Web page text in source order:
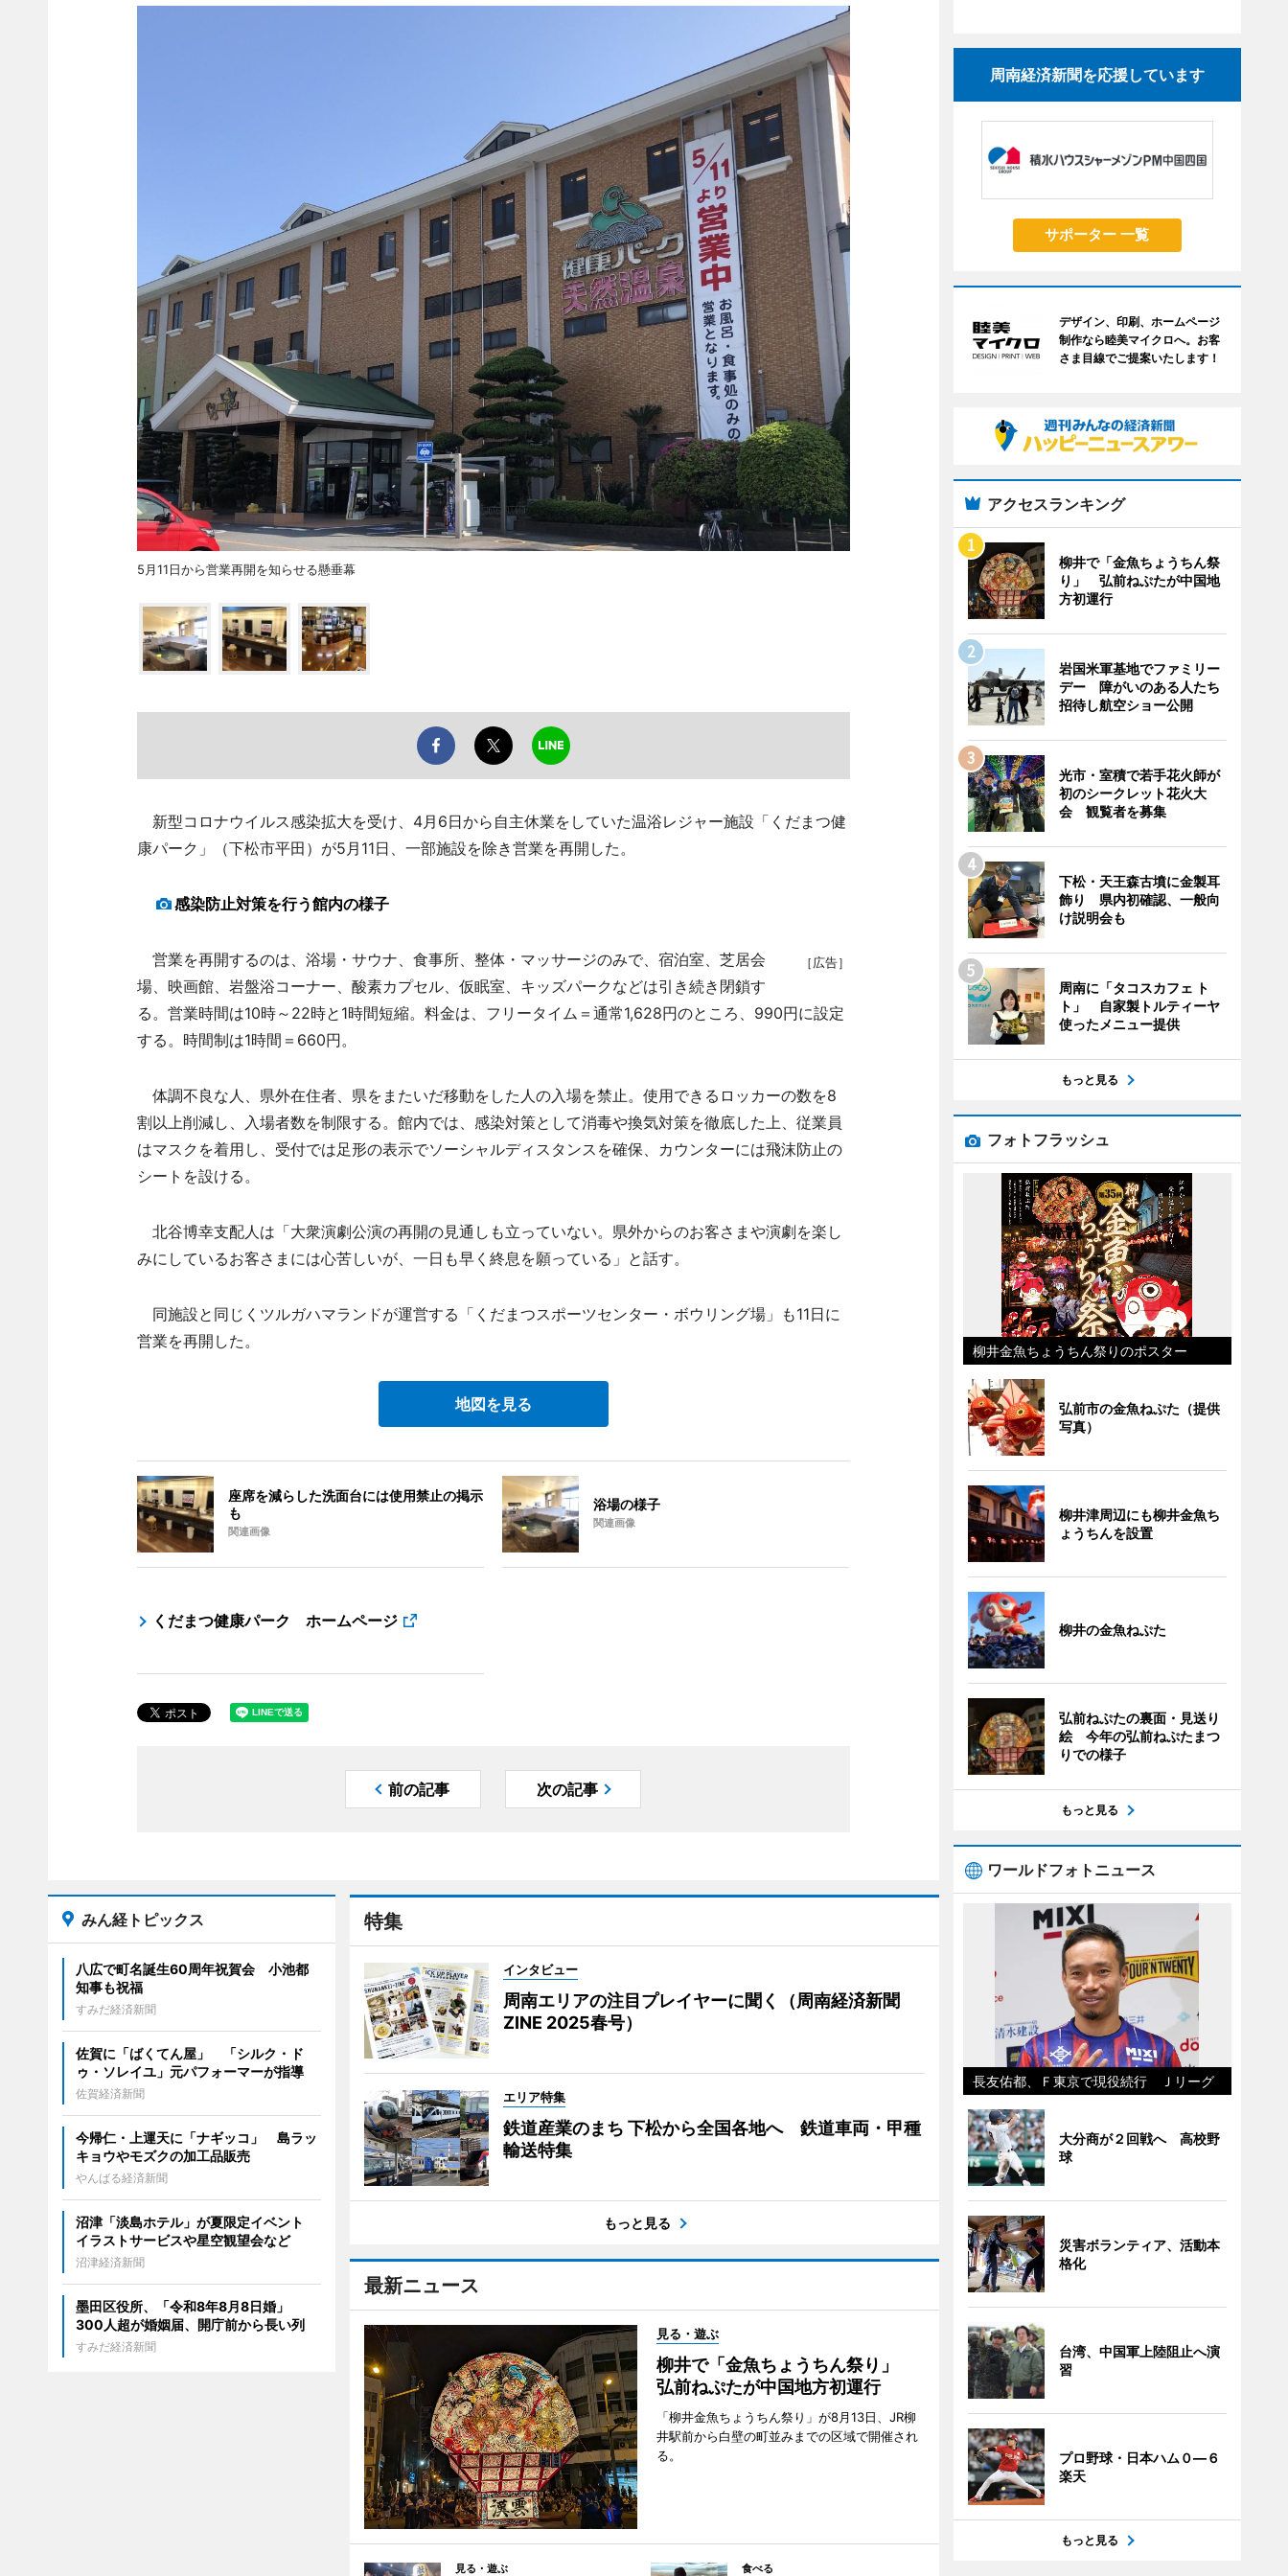
5月11日から営業再開を知らせる懸垂幕
新型コロナウイルス感染拡大を受け、4月6日から自主休業をしていた温浴レジャー施設「くだまつ健
康パーク」（下松市平田）が5月11日、一部施設を除き営業を再開した。
感染防止対策を行う館内の様子
［広告］
営業を再開するのは、浴場・サウナ、食事所、整体・マッサージのみで、宿泊室、芝居会
場、映画館、岩盤浴コーナー、酸素カプセル、仮眠室、キッズパークなどは引き続き閉鎖す
る。営業時間は10時～22時と1時間短縮。料金は、フリータイム＝通常1,628円のところ、990円に設定
する。時間制は1時間＝660円。
体調不良な人、県外在住者、県をまたいだ移動をした人の入場を禁止。使用できるロッカーの数を8
割以上削減し、入場者数を制限する。館内では、感染対策として消毒や換気対策を徹底した上、従業員
はマスクを着用し、受付では足形の表示でソーシャルディスタンスを確保、カウンターには飛沫防止の
シートを設ける。
北谷博幸支配人は「大衆演劇公演の再開の見通しも立っていない。県外からのお客さまや演劇を楽し
みにしているお客さまには心苦しいが、一日も早く終息を願っている」と話す。
同施設と同じくツルガハマランドが運営する「くだまつスポーツセンター・ボウリング場」も11日に
営業を再開した。
地図を見る
座席を減らした洗面台には使用禁止の掲示
も
関連画像
浴場の様子
関連画像
くだまつ健康パーク ホームページ
前の記事 次の記事
特集
インタビュー
周南エリアの注目プレイヤーに聞く（周南経済新聞
ZINE 2025春号）
エリア特集
鉄道産業のまち 下松から全国各地へ 鉄道車両・甲種
輸送特集
もっと見る
最新ニュース
見る・遊ぶ
柳井で「金魚ちょうちん祭り」
弘前ねぷたが中国地方初運行
「柳井金魚ちょうちん祭り」が8月13日、JR柳
井駅前から白壁の町並みまでの区域で開催され
る。
見る・遊ぶ 食べる
みん経トピックス
八広で町名誕生60周年祝賀会 小池都
知事も祝福
すみだ経済新聞
佐賀に「ばくてん屋」 「シルク・ド
ゥ・ソレイユ」元パフォーマーが指導
佐賀経済新聞
今帰仁・上運天に「ナギッコ」 島ラッ
キョウやモズクの加工品販売
やんばる経済新聞
沼津「淡島ホテル」が夏限定イベント
イラストサービスや星空観望会など
沼津経済新聞
墨田区役所、「令和8年8月8日婚」
300人超が婚姻届、開庁前から長い列
すみだ経済新聞
周南経済新聞を応援しています
サポーター 一覧
デザイン、印刷、ホームページ
制作なら睦美マイクロへ。お客
さま目線でご提案いたします！
アクセスランキング
柳井で「金魚ちょうちん祭
り」 弘前ねぷたが中国地
方初運行
岩国米軍基地でファミリー
デー 障がいのある人たち
招待し航空ショー公開
光市・室積で若手花火師が
初のシークレット花火大
会 観覧者を募集
下松・天王森古墳に金製耳
飾り 県内初確認、一般向
け説明会も
周南に「タコスカフェ ト
ト」 自家製トルティーヤ
使ったメニュー提供
もっと見る
フォトフラッシュ
柳井金魚ちょうちん祭りのポスター
弘前市の金魚ねぷた（提供
写真）
柳井津周辺にも柳井金魚ち
ょうちんを設置
柳井の金魚ねぷた
弘前ねぷたの裏面・見送り
絵 今年の弘前ねぷたまつ
りでの様子
もっと見る
ワールドフォトニュース
長友佑都、Ｆ東京で現役続行 Ｊリーグ
大分商が２回戦へ 高校野
球
災害ボランティア、活動本
格化
台湾、中国軍上陸阻止へ演
習
プロ野球・日本ハム０―６
楽天
もっと見る